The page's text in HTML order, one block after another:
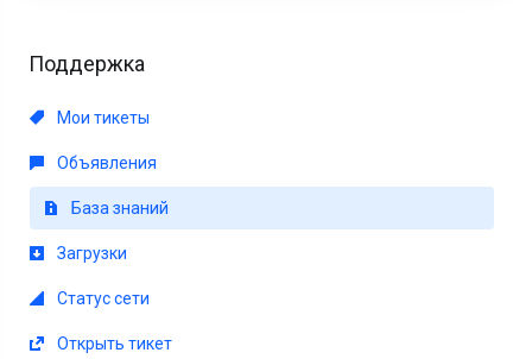
Поддержка
Мои тикеты
Объявления
База знаний
Загрузки
Статус сети
Открыть тикет